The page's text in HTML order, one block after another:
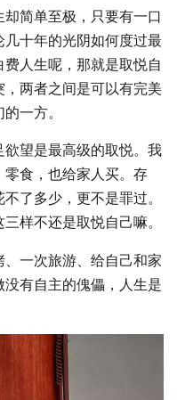
简单至极，只要有一口
十年的光阴如何度过最
人生呢，那就是取悦自
两者之间是可以有完美
一方。
望是最高级的取悦。我
食，也给家人买。存
了多少，更不是罪过。
样不还是取悦自己嘛。
一次旅游、给自己和家
有自主的傀儡，人生是